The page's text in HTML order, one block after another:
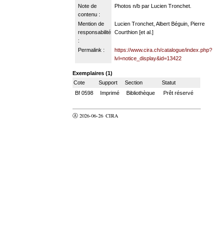
Note de
contenu :
Photos n/b par Lucien Tronchet.
Mention de
responsabilité
:
Lucien Tronchet, Albert Béguin, Pierre
Courthion [et al.]
Permalink :
https://www.cira.ch/catalogue/index.php?
lvl=notice_display&id=13422
Exemplaires (1)
Cote
Support Section
Statut
Bf 0598
Imprimé Bibliothèque Prêt réservé
Ⓐ 2026-06-26 CIRA